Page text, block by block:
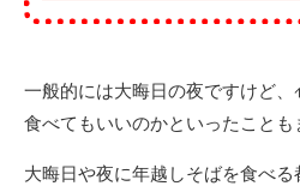
一般的には大晦日の夜ですけど
食べてもいいのかといったことも
大晦日や夜に年越しそばを食べ